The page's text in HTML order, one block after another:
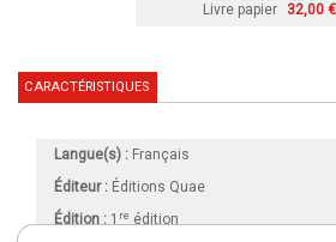
Livre papier 32,00 €
CARACTÉRISTIQUES
Langue(s) : Français
Éditeur : Éditions Quae
Édition : 1 re édition